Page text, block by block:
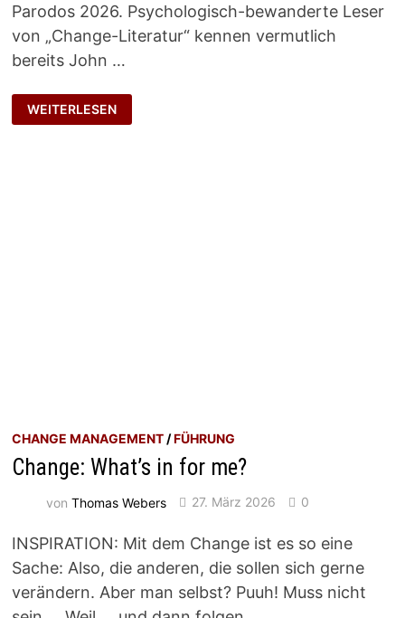
Parodos 2026. Psychologisch-bewanderte Leser
von „Change-Literatur“ kennen vermutlich
bereits John …
VON
ODYSSEUS
LERNEN
WEITERLESEN
CHANGE MANAGEMENT /FÜHRUNG
Change: What’s in for me?
vonThomas Webers 27. März 2026 0
INSPIRATION: Mit dem Change ist es so eine
Sache: Also, die anderen, die sollen sich gerne
verändern. Aber man selbst? Puuh! Muss nicht